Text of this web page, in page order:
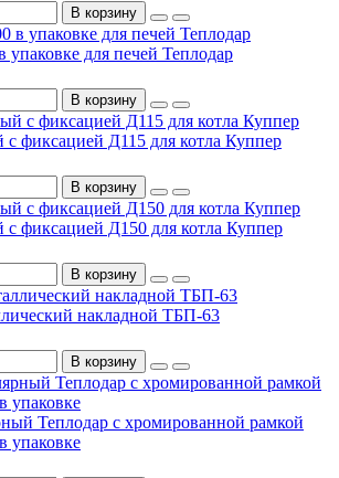
В корзину
упаковке для печей Теплодар
В корзину
фиксацией Д115 для котла Куппер
В корзину
фиксацией Д150 для котла Куппер
В корзину
накладной ТБП-63
В корзину
Теплодар с хромированной рамкой
упаковке